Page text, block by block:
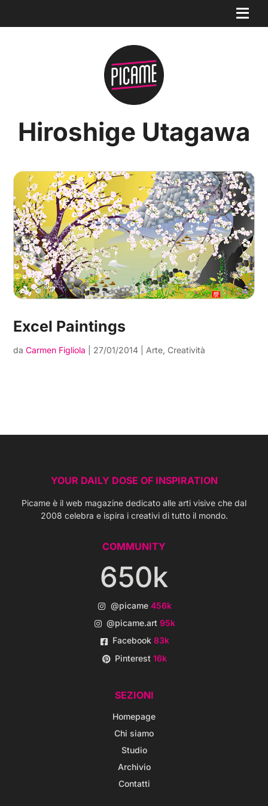
Hiroshige Utagawa
Excel Paintings
daCarmen Figliola 27/01/2014 Arte, Creatività
YOUR DAILY DOSE OF INSPIRATION
Picame è il web magazine dedicato alle arti visive che dal
2008 celebra e ispira i creativi di tutto il mondo.
COMMUNITY
650k
@picame 456k
@picame.art95k
Facebook83k
Pinterest16k
SEZIONI
Homepage
Chi siamo
Studio
Archivio
Contatti